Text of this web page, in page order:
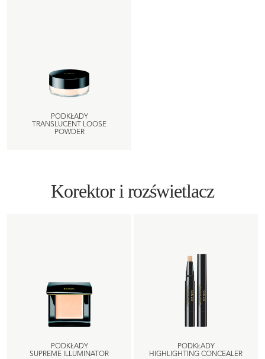
PODKŁADY
TRANSLUCENT LOOSE
POWDER
Korektor i rozświetlacz
PODKŁADY
SUPREME ILLUMINATOR
PODKŁADY
HIGHLIGHTING CONCEALER